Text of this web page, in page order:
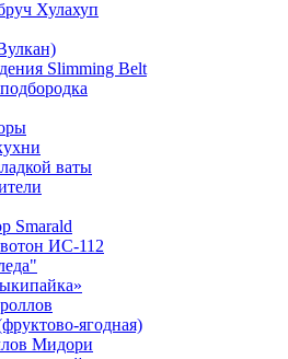
Хулахуп
Slimming Belt
ваты
Smarald
ИС-112
ягодная)
Мидори